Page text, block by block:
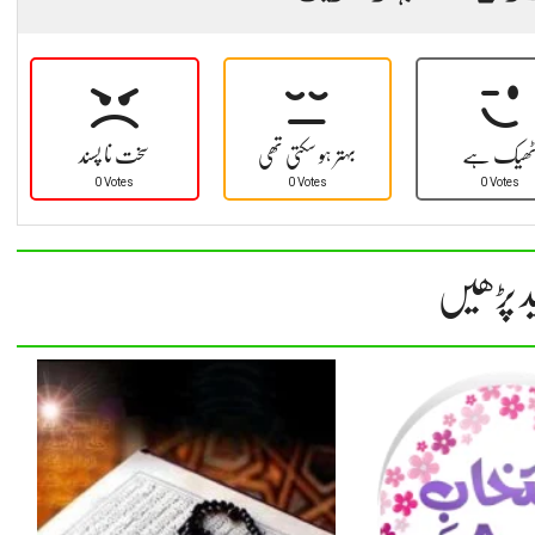
سخت نا پسند
0 Votes
بہتر ہو سکتی تھی
0 Votes
ہے
0 Votes
پڑھیں